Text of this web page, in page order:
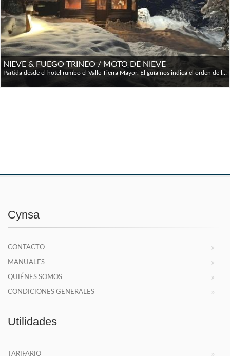
NIEVE & FUEGO TRINEO / MOTO DE NIEVE
Partida desde el hotel rumbo el Valle Tierra Mayor. El guía nos indica el orden de las actividades y comenzamos la travesía cruzando el valle en medio de la noche invernal: un camino de antorchas nos marca el ingreso al bosque hasta llegar a la choza, donde el cocinero nos espera con las brochettes y el guiso cocinados al fuego, vino caliente, vinos y la especialidad de la noche "el café del Hachero"; la cena es matizada con una guitarreada. El regreso es con trineo de huskies y moto de nieve.
Cynsa
CONTACTO
MANUALES
QUIÉNES SOMOS
CONDICIONES GENERALES
Utilidades
TARIFARIO